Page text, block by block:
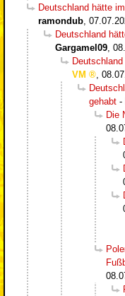
Deutschland hätte
ramondub
Deutschland
Gargamel09
VM
gehabt -
Die